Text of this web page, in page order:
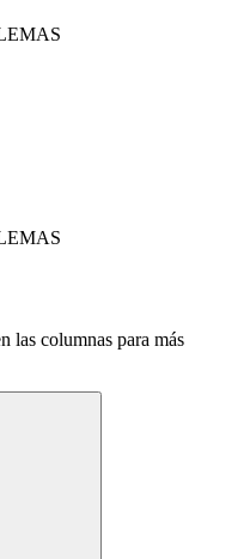
las columnas para más